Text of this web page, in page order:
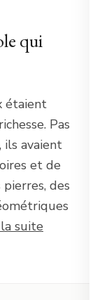
qui
étaient
Pas
ils avaient
et de
des
suite